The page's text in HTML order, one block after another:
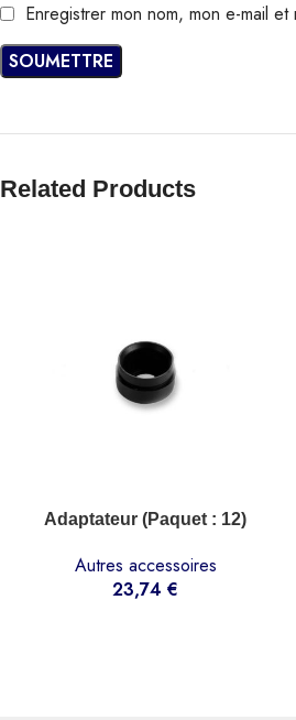
Enregistrer mon nom, mon e-mail
Related Products
AJOUTER AU PANIER
Adaptateur (Paquet : 12)
Autres accessoires
23,74 €